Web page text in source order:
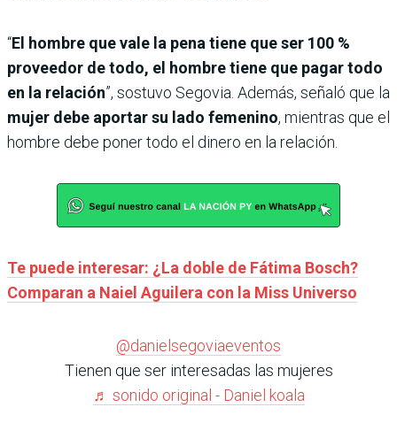
“El hombre que vale la pena tiene que ser 100 %
proveedor de todo, el hombre tiene que pagar todo
en la relación”, sostuvo Segovia. Además, señaló que la
mujer debe aportar su lado femenino, mientras que el
hombre debe poner todo el dinero en la relación.
Te puede interesar: ¿La doble de Fátima Bosch?
Comparan a Naiel Aguilera con la Miss Universo
@danielsegoviaeventos
Tienen que ser interesadas las mujeres
♬ sonido original - Daniel koala